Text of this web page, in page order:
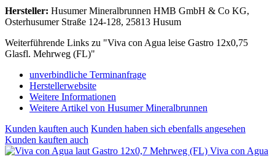
Hersteller: Husumer Mineralbrunnen HMB GmbH & Co KG,
Osterhusumer Straße 124-128, 25813 Husum
Weiterführende Links zu "Viva con Agua leise Gastro 12x0,75
Glasfl. Mehrweg (FL)"
unverbindliche Terminanfrage
Herstellerwebsite
Weitere Informationen
Weitere Artikel von Husumer Mineralbrunnen
Kunden kauften auch Kunden haben sich ebenfalls angesehen
Kunden kauften auch
Viva con Agua